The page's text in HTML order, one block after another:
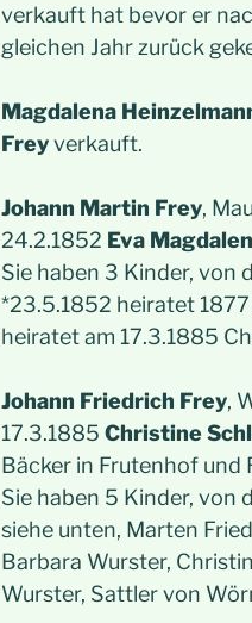
verkauft hat bevor er
gleichen Jahr zurück
Magdalena
Freyverkauft.
Johann Martin Frey,
24.2.1852 Eva
Sie haben 3 Kinder, von
*23.5.1852 heiratet
heiratet am 17.3.1885
Johann Friedrich Frey,
17.3.1885 Christine
Bäcker in Frutenhof und
Sie haben 5 Kinder, von
siehe unten, Marten
Barbara Wurster,
Wurster, Sattler von